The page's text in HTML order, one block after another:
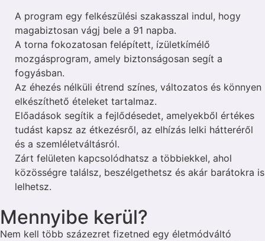
A program egy felkészülési szakasszal indul, hogy
magabiztosan vágj bele a 91 napba.
A torna fokozatosan felépített, ízületkímélő
mozgásprogram, amely biztonságosan segít a
fogyásban.
Az éhezés nélküli étrend színes, változatos és könnyen
elkészíthető ételeket tartalmaz.
Előadások segítik a fejlődésedet, amelyekből értékes
tudást kapsz az étkezésről, az elhízás lelki hátteréről
és a szemléletváltásról.
Zárt felületen kapcsolódhatsz a többiekkel, ahol
közösségre találsz, beszélgethetsz és akár barátokra is
lelhetsz.
Mennyibe kerül?
Nem kell több százezret fizetned egy életmódváltó